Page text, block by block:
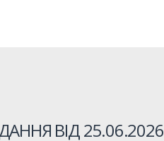
ВІД25.06.2026